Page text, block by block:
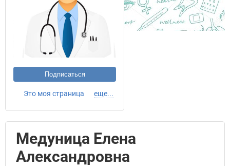
Подписаться
Это моя страница еще...
Медуница Елена
Александровна